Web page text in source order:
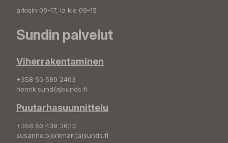
arkisin 09-17, la klo 09-15
Sundin palvelut
Viherrakentaminen
+358 50 589 2403
henrik.sund(a)sunds.fi
Puutarhasuunnittelu
+358 50 439 3623
susanne.bjorkman(a)sunds.fi